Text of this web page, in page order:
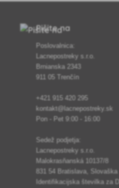
Pišite na
Poslovalnica:
Lacnepostreky s.r.o.
Brnianska 2343
911 05 Trenčín
+421 915 420 295
kontakt@lacnepostreky.sk
Pon - Pet 9:00 - 16:00
Sedež podjetja:
Lacnepostreky s.r.o.
Malokrasňanská 10137/8
831 54 Bratislava, Slovaška
Identifikacijska številka za